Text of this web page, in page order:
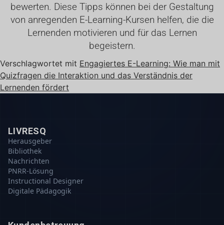
bewerten. Diese Tipps können bei der Gestaltung
von anregenden E-Learning-Kursen helfen, die die
Lernenden motivieren und für das Lernen
begeistern.
Verschlagwortet mit Engagiertes E-Learning: Wie man mit
Quizfragen die Interaktion und das Verständnis der
Lernenden fördert
LIVRESQ
Herausgeber
Bibliothek
Nachrichten
PNRR-Lösung
Instructional Designer
Digitale Pädagogik